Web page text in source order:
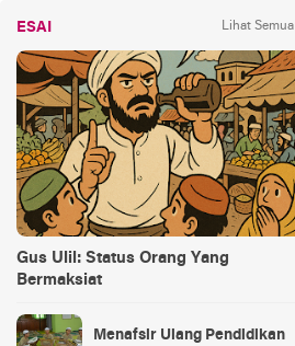
ESAI Lihat Semua
Gus Ulil: Status Orang Yang
Bermaksiat
Menafsir Ulang Pendidikan